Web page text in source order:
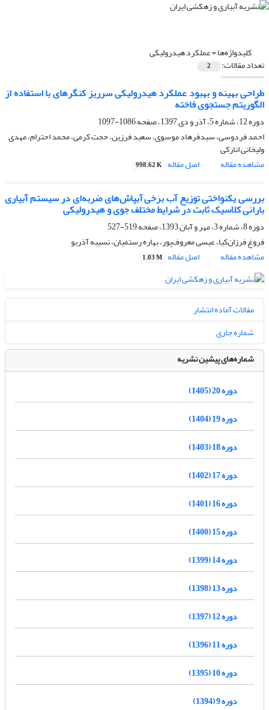
کلیدواژه‌ها =عملکرد هیدرولیکی
تعداد مقالات: 2
طراحی بهینه و بهبود عملکرد هیدرولیکی سرریز کنگرهای با استفاده از
الگوریتم جستجوی فاخته
دوره 12، شماره 5، آذر و دی 1397، صفحه
1086-1097
احمد فردوسی، سیدفرهاد موسوی، سعید فرزین، حجت کرمی، محمد احترام، مهدی
ولیخانی انارکی
مشاهده مقاله
اصل مقاله 998.62 K
بررسی یکنواختی توزیع آب برخی آبپاش‌های ضربه‌ای در سیستم آبیاری
بارانی کلاسیک ثابت در شرایط‌ مختلف جوی و هیدرولیکی
دوره 8، شماره 3، مهر و آبان 1393، صفحه
519-527
فروغ فرزان‌کیا، عیسی معروف‌پور، بهاره رستمیان، نسیبه آذربو
مشاهده مقاله
اصل مقاله 1.03 M
مقالات آماده انتشار
شماره جاری
شماره‌های پیشین نشریه
دوره 20 (1405)
دوره 19 (1404)
دوره 18 (1403)
دوره 17 (1402)
دوره 16 (1401)
دوره 15 (1400)
دوره 14 (1399)
دوره 13 (1398)
دوره 12 (1397)
دوره 11 (1396)
دوره 10 (1395)
دوره 9 (1394)